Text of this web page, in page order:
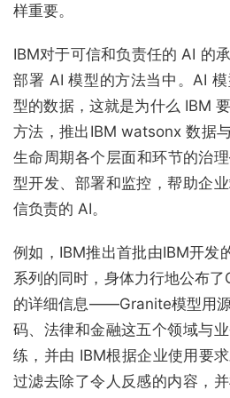
样重要。
IBM对于可信和负责任的 AI 的
部署 AI 模型的方法当中。AI
型的数据，这就是为什么 IBM
方法，推出IBM watsonx 数据
生命周期各个层面和环节的治
型开发、部署和监控，帮助企
信负责的 AI。
例如，IBM推出首批由IBM开发
系列的同时，身体力行地公布
的详细信息——Granite模型用
码、法律和金融这五个领域与
练，并由 IBM根据企业使用要
过滤去除了令人反感的内容，